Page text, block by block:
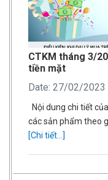
CTKM tháng 3/
tiền mặt
Date: 27/02/2023
Nội dung chi tiết
các sản phẩm theo
[Chi tiết...]